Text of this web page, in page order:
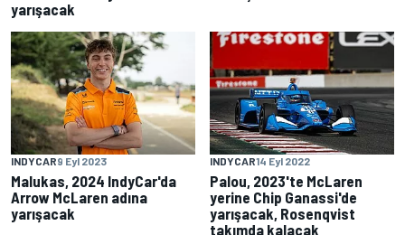
yarışacak
INDYCAR9 Eyl 2023
Malukas, 2024 IndyCar'da
Arrow McLaren adına
yarışacak
INDYCAR14 Eyl 2022
Palou, 2023'te McLaren
yerine Chip Ganassi'de
yarışacak, Rosenqvist
takımda kalacak